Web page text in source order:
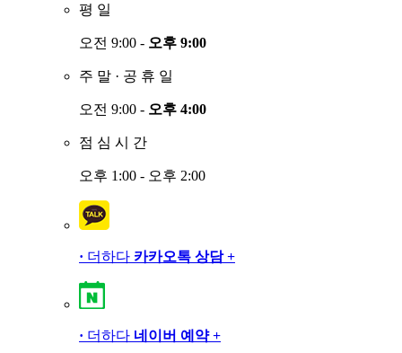
평 일
오전 9:00 - 오후 9:00
주 말 · 공 휴 일
오전 9:00 - 오후 4:00
점 심 시 간
오후 1:00 - 오후 2:00
· 더하다 카카오톡 상담 +
· 더하다 네이버 예약 +